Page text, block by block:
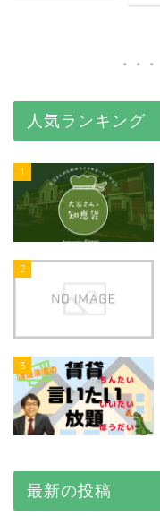
人気ランキング
1
2
3
最新の投稿